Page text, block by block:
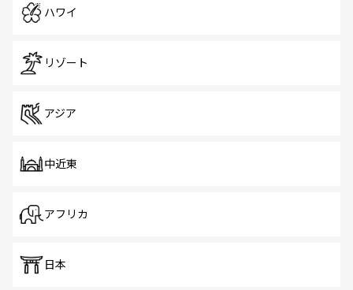
ハワイ
リゾート
アジア
中近東
アフリカ
日本